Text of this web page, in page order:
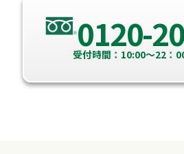
0120-
受付時間：10:00～22：